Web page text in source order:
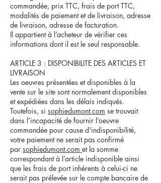
commandée, prix TTC, frais de port TTC,
modalités de paiement et de livraison, adresse
de livraison, adresse de facturation.
Il appartient à l’acheteur de vérifier ces
informations dont il est le seul responsable.
ARTICLE 3 : DISPONIBILITE DES ARTICLES ET
LIVRAISON
Les oeuvres présentées et disponibles à la
vente sur le site sont normalement disponibles
et expédiées dans les délais indiqués.
Toutefois, si sophiedumont.com se trouvait
dans l’incapacité de fournir l’oeuvre
commandée pour cause d'indisponibilité,
votre paiement ne serait pas confirmé
par sophiedumont.com et la somme
correspondant à l’article indisponible ainsi
que les frais de port inhérents à celui-ci ne
serait pas prélevée sur le compte bancaire de